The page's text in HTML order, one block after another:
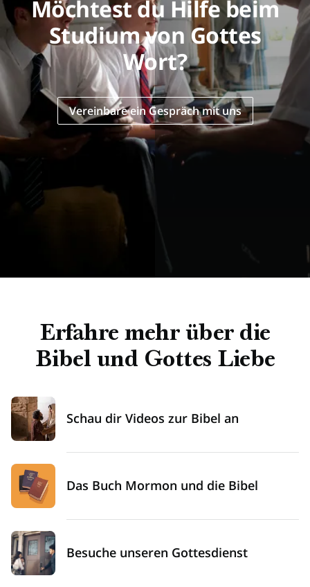
Möchtest du Hilfe beim
Studium von Gottes
Wort?
Vereinbare ein Gespräch mit uns
Erfahre mehr über die
Bibel und Gottes Liebe
Schau dir Videos zur Bibel an
Das Buch Mormon und die Bibel
Besuche unseren Gottesdienst